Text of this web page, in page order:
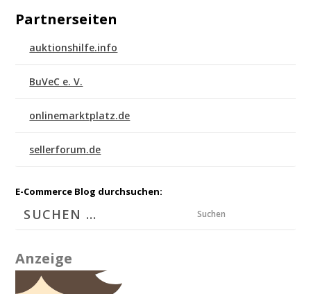
Partnerseiten
auktionshilfe.info
BuVeC e. V.
onlinemarktplatz.de
sellerforum.de
E-Commerce Blog durchsuchen:
Suchen
Anzeige